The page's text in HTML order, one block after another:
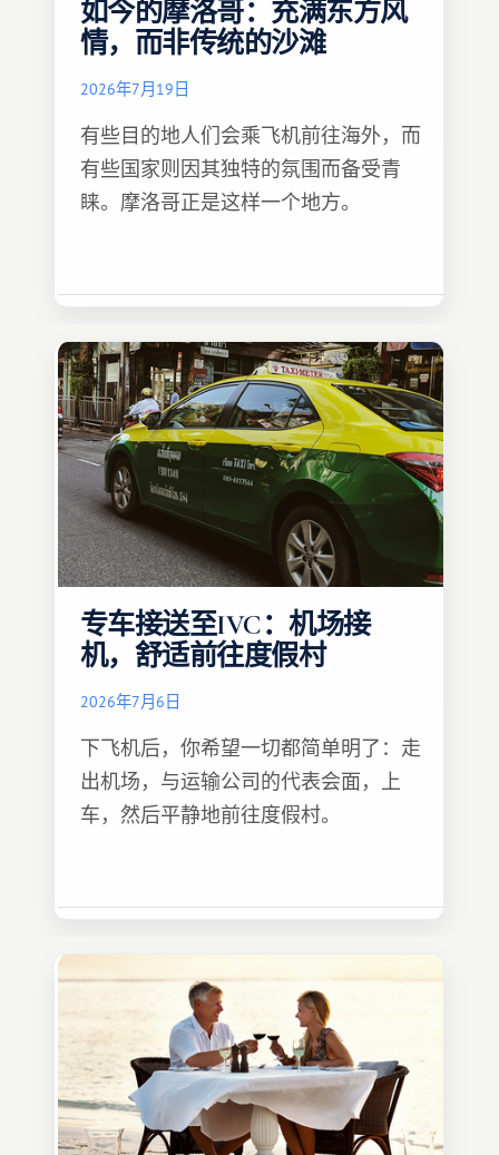
如今的摩洛哥：充满东方风
情，而非传统的沙滩
2026年7月19日
有些目的地人们会乘飞机前往海外，而
有些国家则因其独特的氛围而备受青
睐。摩洛哥正是这样一个地方。
专车接送至IVC：机场接
机，舒适前往度假村
2026年7月6日
下飞机后，你希望一切都简单明了：走
出机场，与运输公司的代表会面，上
车，然后平静地前往度假村。